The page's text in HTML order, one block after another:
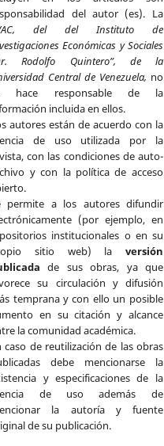
del autor (es). La
del del Instituto de
Económicas y Sociales
Rodolfo Quintero”, de la
Central de Venezuela, no
hace responsable de la
incluida en ellos.
autores están de acuerdo con la
de uso utilizada por la
con las condiciones de auto-
y con la política de acceso
permite a los autores difundir
(por ejemplo, en
institucionales o en su
sitio web) la versión
de sus obras, ya que
su circulación y difusión
temprana y con ello un posible
en su citación y alcance
la comunidad académica.
caso de reutilización de las obras
debe mencionarse la
y especificaciones de la
de uso además de
la autoría y fuente
de su publicación.